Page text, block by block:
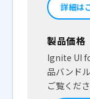
詳細は
製品価格
Ignite UI
品バンド
ご覧くださ